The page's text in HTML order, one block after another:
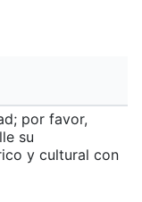
por favor,
su
y cultural con